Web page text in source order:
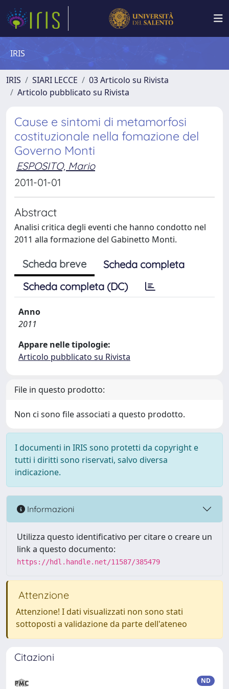
IRIS
IRIS SIARI LECCE
03 Articolo su Rivista
Articolo pubblicato su Rivista
Cause e sintomi di metamorfosi
costituzionale nella fomazione del
Governo Monti
ESPOSITO, Mario
2011-01-01
Abstract
Analisi critica degli eventi che hanno condotto nel
2011 alla formazione del Gabinetto Monti.
Scheda breve
Scheda completa
Scheda completa (DC)
Anno
2011
Appare nelle tipologie:
Articolo pubblicato su Rivista
File in questo prodotto:
Non ci sono file associati a questo prodotto.
I documenti in IRIS sono protetti da copyright e
tutti i diritti sono riservati, salvo diversa
indicazione.
Informazioni
Utilizza questo identificativo per citare o creare un
link a questo documento:
https://hdl.handle.net/11587/385479
Attenzione
Attenzione! I dati visualizzati non sono stati
sottoposti a validazione da parte dell'ateneo
Citazioni
ND